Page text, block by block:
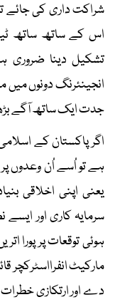
شراکت داری کی
اس کے ساتھ ساتھ
تشکیل دینا ضروری
انجینئرنگ دونوں میں
جدت ایک ساتھ آگے
اگر پاکستان کے
ہے تو اُسے اُن وعدوں پر
یعنی اپنی اخلاقی
سرمایہ کاری اور
ہوئی توقعات پر پورا
مارکیٹ انفرااسٹرکچر
دے اور ارتکازی